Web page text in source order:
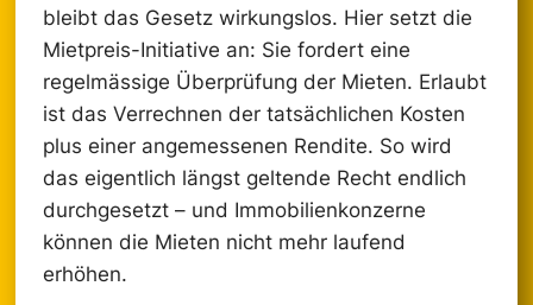
bleibt das Gesetz wirkungslos. Hier setzt die
Mietpreis-Initiative an: Sie fordert eine
regelmässige Überprüfung der Mieten. Erlaubt
ist das Verrechnen der tatsächlichen Kosten
plus einer angemessenen Rendite. So wird
das eigentlich längst geltende Recht endlich
durchgesetzt – und Immobilienkonzerne
können die Mieten nicht mehr laufend
erhöhen.